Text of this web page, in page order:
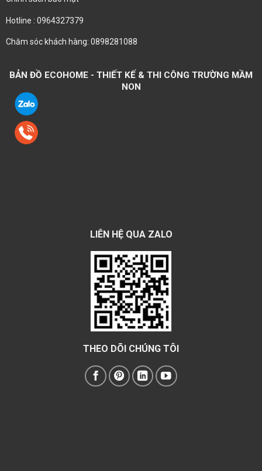
Hotline : 0964327379
Chăm sóc khách hàng: 0898281088
BẢN ĐỒ ECOHOME - THIẾT KẾ & THI CÔNG TRƯỜNG MẦM
NON
LIÊN HỆ QUA ZALO
THEO DÕI CHÚNG TÔI